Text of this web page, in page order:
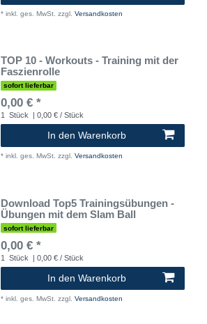
* inkl. ges. MwSt. zzgl. Versandkosten
TOP 10 - Workouts - Training mit der
Faszienrolle
sofort lieferbar
0,00 € *
1 Stück | 0,00 € / Stück
In den Warenkorb
* inkl. ges. MwSt. zzgl. Versandkosten
Download Top5 Trainingsübungen -
Übungen mit dem Slam Ball
sofort lieferbar
0,00 € *
1 Stück | 0,00 € / Stück
In den Warenkorb
* inkl. ges. MwSt. zzgl. Versandkosten